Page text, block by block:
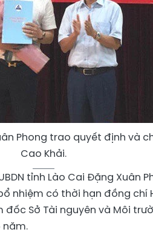
Phong trao quyết định và
Cao Khải.
tỉnh Lào Cai Đặng Xuân
nhiệm có thời hạn đồng chí
đốc Sở Tài nguyên và Môi
năm.